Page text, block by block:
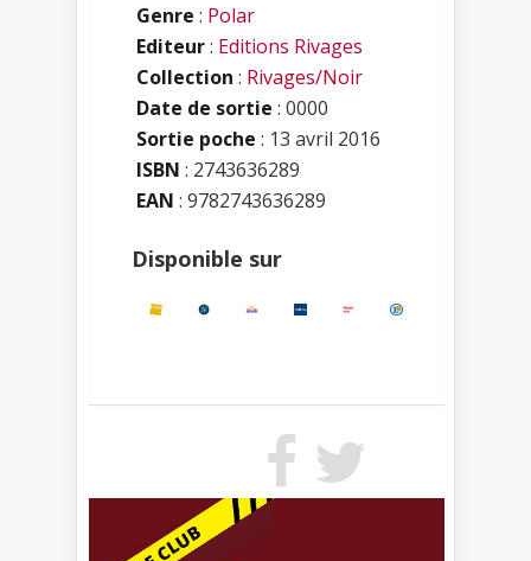
Genre : Polar
Editeur: Editions Rivages
Collection : Rivages/Noir
Date de sortie : 0000
Sortie poche : 13 avril 2016
ISBN : 2743636289
EAN : 9782743636289
Disponible sur